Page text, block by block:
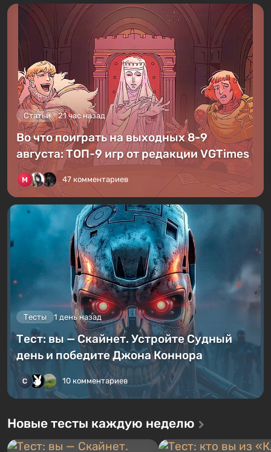
Статьи 21 час назад
Во что поиграть на выходных 8-9
августа: ТОП-9 игр от редакции VGTimes
47 комментариев
Тесты 1 день назад
Тест: вы — Скайнет. Устройте Судный
день и победите Джона Коннора
10 комментариев
Новые тесты каждую неделю